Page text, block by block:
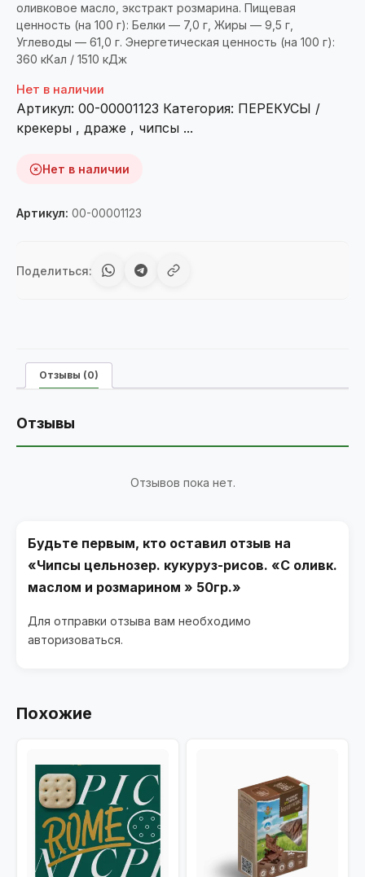
оливковое масло, экстракт розмарина. Пищевая
ценность (на 100 г): Белки — 7,0 г, Жиры — 9,5 г,
Углеводы — 61,0 г. Энергетическая ценность (на 100 г):
360 кКал / 1510 кДж
Нет в наличии
Артикул: 00-00001123 Категория: ПЕРЕКУСЫ /
крекеры , драже , чипсы ...
Нет в наличии
Артикул: 00-00001123
Поделиться:
Отзывы (0)
Отзывы
Отзывов пока нет.
Будьте первым, кто оставил отзыв на
«Чипсы цельнозер. кукуруз-рисов. «С оливк.
маслом и розмарином » 50гр.»
Для отправки отзыва вам необходимо
авторизоваться.
Похожие